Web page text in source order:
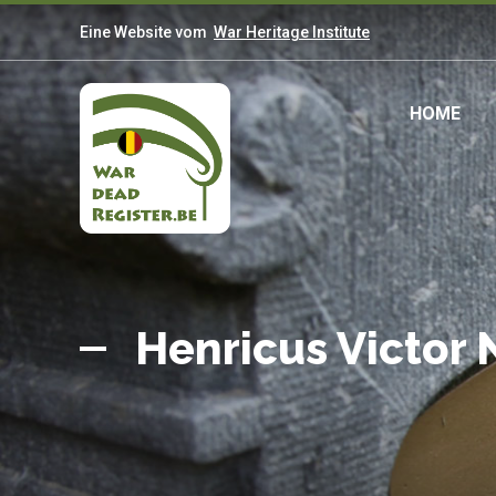
Direkt
zum
Inhalt
Eine Website vom War Heritage Institute
Belgian
War
Dead
Register
HOME
Henricus Victor